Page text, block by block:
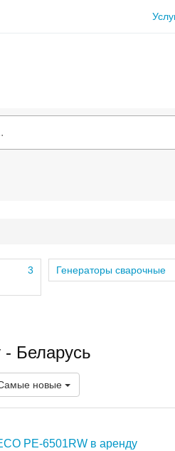
3 Генераторы сварочные
- Беларусь
новые
PE-6501RW в аренду